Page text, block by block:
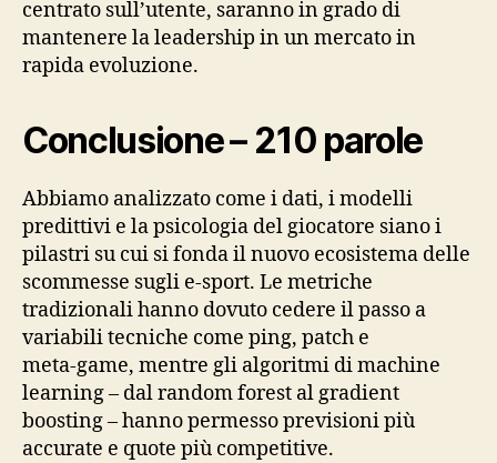
centrato sull’utente, saranno in grado di
mantenere la leadership in un mercato in
rapida evoluzione.
Conclusione – 210 parole
Abbiamo analizzato come i dati, i modelli
predittivi e la psicologia del giocatore siano i
pilastri su cui si fonda il nuovo ecosistema delle
scommesse sugli e‑sport. Le metriche
tradizionali hanno dovuto cedere il passo a
variabili tecniche come ping, patch e
meta‑game, mentre gli algoritmi di machine
learning – dal random forest al gradient
boosting – hanno permesso previsioni più
accurate e quote più competitive.